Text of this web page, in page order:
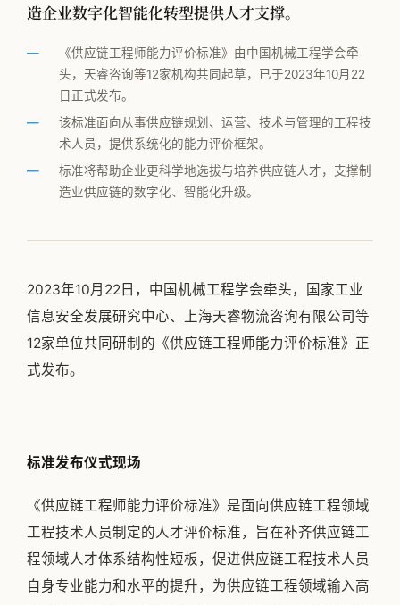
供应链管理
MMOG/LE
学术发表
物流咨询公司怎么选
专家团队
新闻动态
加入我们
造企业数字化智能化转型提供人才支撑。
《供应链工程师能力评价标准》由中国机械工程学会牵
头，天睿咨询等12家机构共同起草，已于2023年10月22
日正式发布。
该标准面向从事供应链规划、运营、技术与管理的工程技
术人员，提供系统化的能力评价框架。
标准将帮助企业更科学地选拔与培养供应链人才，支撑制
造业供应链的数字化、智能化升级。
2023年10月22日，中国机械工程学会牵头，国家工业
信息安全发展研究中心、上海天睿物流咨询有限公司等
12家单位共同研制的《供应链工程师能力评价标准》正
式发布。
标准发布仪式现场
《供应链工程师能力评价标准》是面向供应链工程领域
工程技术人员制定的人才评价标准，旨在补齐供应链工
程领域人才体系结构性短板，促进供应链工程技术人员
自身专业能力和水平的提升，为供应链工程领域输入高